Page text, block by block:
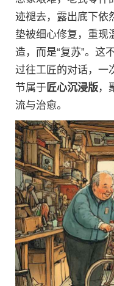
迹褪去，露出底下依
垫被细心修复，重现
造，而是“复苏”。这
过往工匠的对话，一
节属于 匠心沉浸版，
流与治愈。